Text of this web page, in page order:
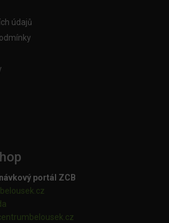
údajů
portál ZCB
cz